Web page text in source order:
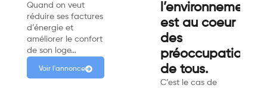
Quand on veut
réduire ses factures
d’énergie et
améliorer le confort
de son loge…
Voir l'annonce
l’environnement
est au coeur
des
préoccupations
de tous.
C’est le cas de